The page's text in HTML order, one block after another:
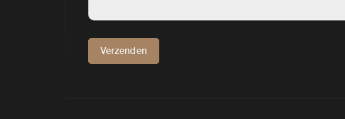
Verzenden